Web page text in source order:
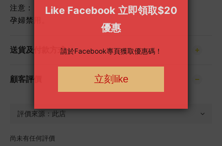
注意 :
孕婦禁用。
送貨及付款方式
顧客評價
尚未有任何評價